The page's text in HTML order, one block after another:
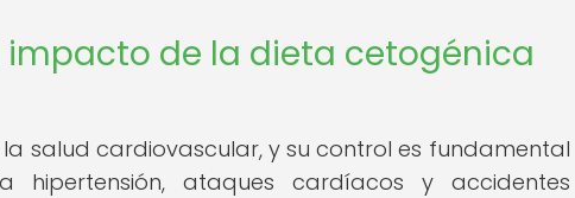
de la dieta cetogénica
salud cardiovascular, y su control es fundamental
hipertensión, ataques cardíacos y accidentes